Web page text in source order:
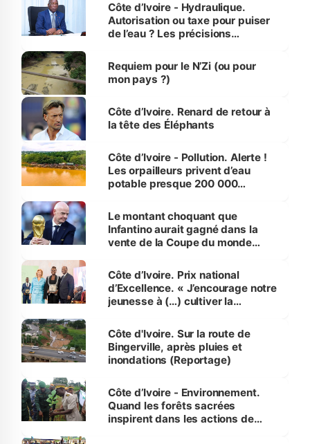
Côte d’Ivoire - Hydraulique.
Autorisation ou taxe pour puiser
de l’eau ? Les précisions
Requiem pour le N’Zi (ou pour
mon pays ?)
Côte d’Ivoire. Renard de retour à
la tête des Éléphants
Côte d’Ivoire - Pollution. Alerte !
Les orpailleurs privent d’eau
potable presque 200 000
Le montant choquant que
Infantino aurait gagné dans la
vente de la Coupe du monde
Côte d’Ivoire. Prix national
d’Excellence. « J’encourage notre
jeunesse à (…) cultiver la
(Alassane Ouattara
Côte d'Ivoire. Sur la route de
Bingerville, après pluies et
inondations (Reportage)
Côte d’Ivoire - Environnement.
Quand les forêts sacrées
inspirent dans les actions de